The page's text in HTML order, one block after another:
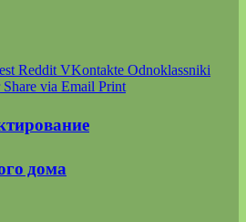
Reddit VKontakte Odnoklassniki
Share via Email Print
дома